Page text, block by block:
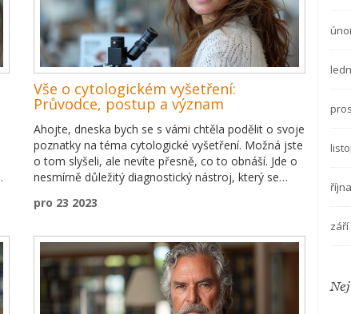
Vše o cytologickém vyšetření:
Průvodce, postup a význam
Ahojte, dneska bych se s vámi chtěla podělit o svoje
poznatky na téma cytologické vyšetření. Možná jste
o tom slyšeli, ale nevíte přesně, co to obnáší. Jde o
nesmírně důležitý diagnostický nástroj, který se
změn v našem těle. Během vyšetření lékař odešle
laboratorní analýzu. Pak s napětím čekáme na
výsledky, které mohou být někdy doslova zásadní
pro naše zdraví. Pojďme si o tom všem popovídat
blíže a zjistěme, proč by cytologie neměla chybět v
našem preventivním zdravotním programu.
pro 23 2023
září